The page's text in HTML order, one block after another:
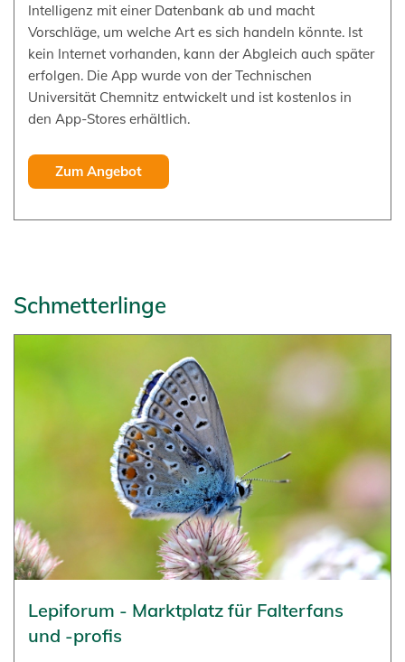
Intelligenz mit einer Datenbank ab und macht
Vorschläge, um welche Art es sich handeln könnte. Ist
kein Internet vorhanden, kann der Abgleich auch später
erfolgen. Die App wurde von der Technischen
Universität Chemnitz entwickelt und ist kostenlos in
den App-Stores erhältlich.
Zum Angebot
Schmetterlinge
Lepiforum - Marktplatz für Falterfans
und -profis